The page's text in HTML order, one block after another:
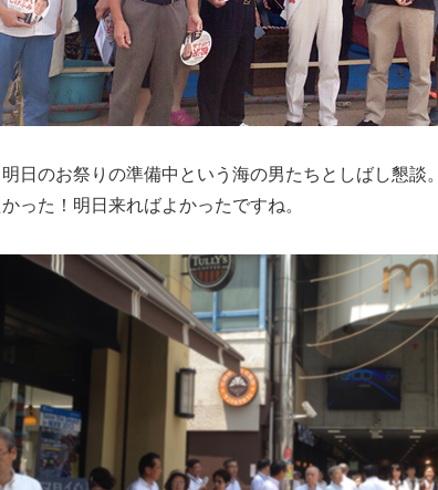
明日のお祭りの準備中という海の男たちとしばし懇談。
った！ 明日来ればよかったですね。